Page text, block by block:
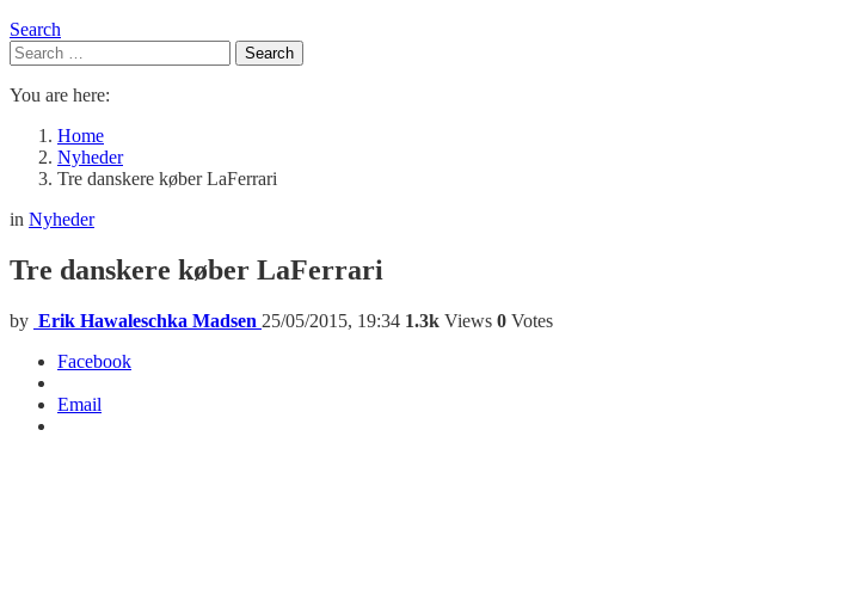
Search
Search
for:
Search
You are here:
Home
Nyheder
Tre danskere køber LaFerrari
in Nyheder
Tre danskere køber LaFerrari
by Erik Hawaleschka Madsen 25/05/2015, 19:34 1.3k Views 0 Votes
Facebook
Email